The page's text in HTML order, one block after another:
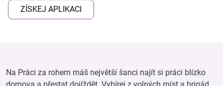
ZÍSKEJ APLIKACI
Na Práci za rohem máš největší šanci najít si práci blízko
domova a přestat dojíždět. Vybírej z volných míst a brigád